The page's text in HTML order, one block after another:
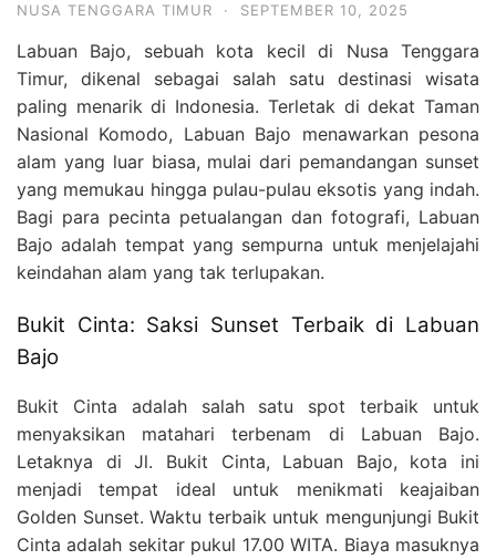
Malam
dan
1
Hari
Penuh
NUSA TENGGARA TIMUR
· SEPTEMBER 10, 2025
Labuan Bajo, sebuah kota kecil di Nusa Tenggara
Timur, dikenal sebagai salah satu destinasi wisata
paling menarik di Indonesia. Terletak di dekat Taman
Nasional Komodo, Labuan Bajo menawarkan pesona
alam yang luar biasa, mulai dari pemandangan sunset
yang memukau hingga pulau-pulau eksotis yang indah.
Bagi para pecinta petualangan dan fotografi, Labuan
Bajo adalah tempat yang sempurna untuk menjelajahi
keindahan alam yang tak terlupakan.
Bukit Cinta: Saksi Sunset Terbaik di Labuan
Bajo
Bukit Cinta adalah salah satu spot terbaik untuk
menyaksikan matahari terbenam di Labuan Bajo.
Letaknya di Jl. Bukit Cinta, Labuan Bajo, kota ini
menjadi tempat ideal untuk menikmati keajaiban
Golden Sunset. Waktu terbaik untuk mengunjungi Bukit
Cinta adalah sekitar pukul 17.00 WITA. Biaya masuknya